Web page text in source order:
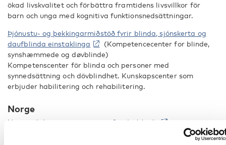
ökad livskvalitet och förbättra framtidens livsvillkor för
barn och unga med kognitiva funktionsnedsättningar.
Þjónustu- og þekkingarmiðstöð fyrir blinda, sjónskerta og
daufblinda einstaklinga
(Kompetencecenter for blinde,
synshæmmede og døvblinde)
Kompetenscenter för blinda och personer med
synnedsättning och dövblindhet. Kunskapscenter som
erbjuder habilitering och rehabilitering.
Norge
Nasjonalt kompetansesystem for døvblinde
Koordinator för insatser och service till personer med
kombinerad syn- och hörselnedsättning och dövblindhet,